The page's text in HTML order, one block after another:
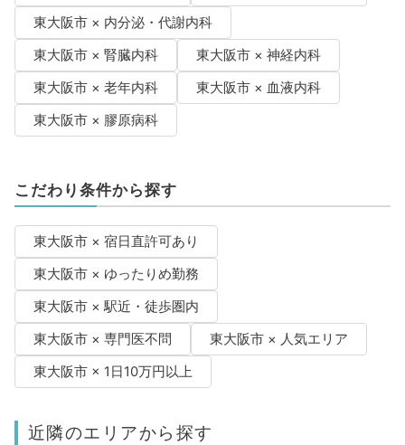
東大阪市 × 内分泌・代謝内科
東大阪市 × 腎臓内科
東大阪市 × 神経内科
東大阪市 × 老年内科
東大阪市 × 血液内科
東大阪市 × 膠原病科
こだわり条件から探す
東大阪市 × 宿日直許可あり
東大阪市 × ゆったりめ勤務
東大阪市 × 駅近・徒歩圏内
東大阪市 × 専門医不問
東大阪市 × 人気エリア
東大阪市 × 1日10万円以上
近隣のエリアから探す